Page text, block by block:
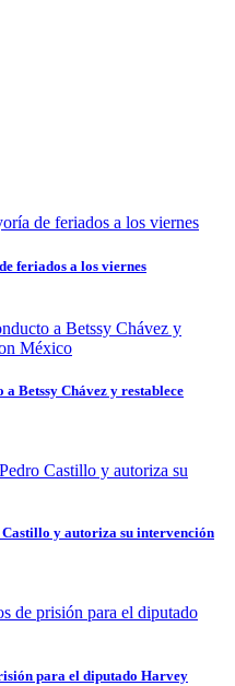
feriados a los viernes
Betssy Chávez y restablece
y autoriza su intervención
para el diputado Harvey